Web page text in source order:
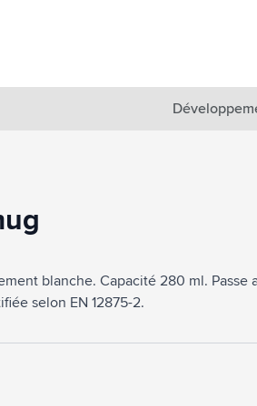
blanche. Capacité 280 ml. Passe
selon EN 12875-2.